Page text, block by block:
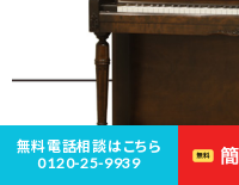
無料電話相談はこちら
0120-25-9939